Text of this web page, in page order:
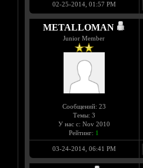
02-25-2014, 01:57 PM
METALLOMAN
Junior Member
Сообщений: 23
Темы: 3
У нас с: Nov 2010
Рейтинг: 1
03-24-2014, 06:41 PM